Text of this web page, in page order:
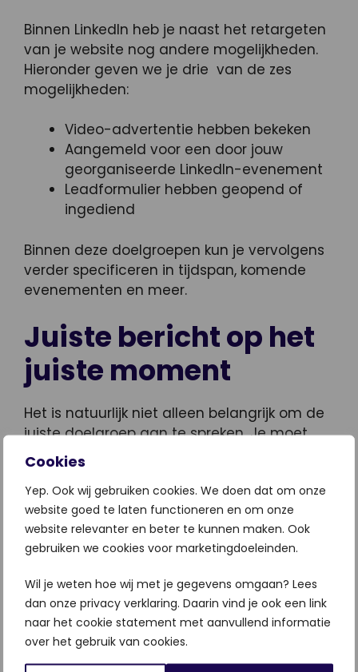
Cookies
Yep. Ook wij gebruiken cookies. We doen dat om onze
website goed te laten functioneren en om onze
website relevanter en beter te kunnen maken. Ook
gebruiken we cookies voor marketingdoeleinden.
Wil je weten hoe wij met je gegevens omgaan? Lees
dan onze privacy verklaring. Daarin vind je ook een link
naar het cookie statement met aanvullend informatie
over het gebruik van cookies.
Binnen LinkedIn heb je naast het retargeten
van je website nog andere mogelijkheden.
Hieronder geven we je drie van de zes
mogelijkheden:
Video-advertentie hebben bekeken
Aangemeld voor een door jouw
georganiseerde LinkedIn-evenement
Leadformulier hebben geopend of
ingediend
Binnen deze doelgroepen kun je vervolgens
verder specificeren in tijdspan, komende
evenementen en meer.
Juiste bericht op het
juiste moment
Het is natuurlijk niet alleen belangrijk om de
juiste doelgroep aan te spreken. Je moet
ook de juiste content hiervoor gebruiken.
Sommige mensen vinden het wel fijn om
met ‘u’ te worden aangesproken, terwijl dit
niet perse bij een junior accountmanager
nodig is.
Daarnaast kun je, bijvoorbeeld bij specifieke
retargeting, de content personaliseren aan
de hand van de acties die zij hebben gehad
met je bedrijf.